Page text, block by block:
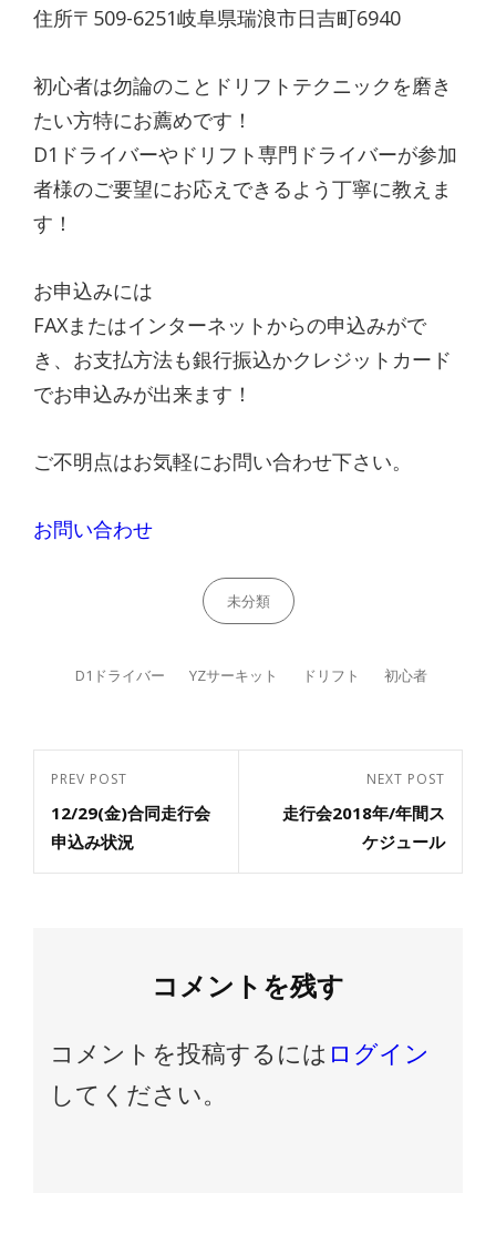
住所〒509-6251岐阜県瑞浪市日吉町6940
初心者は勿論のことドリフトテクニックを磨き
たい方特にお薦めです！
D1ドライバーやドリフト専門ドライバーが参加
者様のご要望にお応えできるよう丁寧に教えま
す！
お申込みには
FAXまたはインターネットからの申込みがで
き、お支払方法も銀行振込かクレジットカード
でお申込みが出来ます！
ご不明点はお気軽にお問い合わせ下さい。
お問い合わせ
Categories
未分類
Tags,
D1ドライバー YZサーキット ドリフト 初心者
投
稿
ナ
ビ
Previous
Post
PREV POST
12/29(金)合同走行会
申込み状況
Post
NEXT POST
走行会2018年/年間ス
ケジュール
コメントを残す
コメントを投稿するには ログイン
してください。